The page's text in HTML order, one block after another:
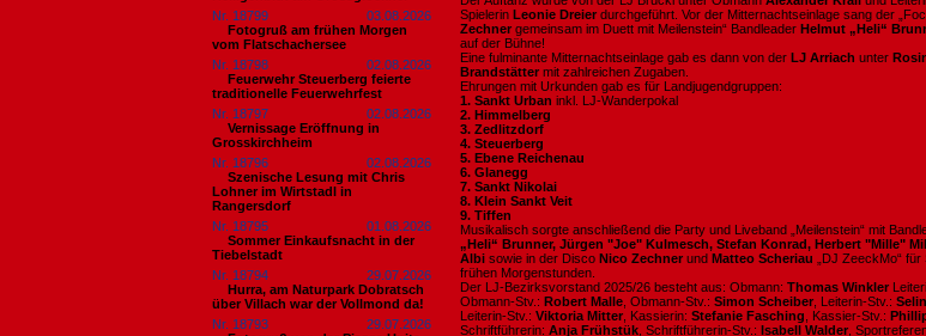
Nr. 18799
03.08.2026
Fotogruß am frühen Morgen
vom Flatschachersee
Nr. 18798
02.08.2026
Feuerwehr Steuerberg feierte
traditionelle Feuerwehrfest
Nr. 18797
02.08.2026
Vernissage Eröffnung in
Grosskirchheim
Nr. 18796
02.08.2026
Szenische Lesung mit Chris
Lohner im Wirtstadl in
Rangersdorf
Nr. 18795
01.08.2026
Sommer Einkaufsnacht in der
Tiebelstadt
Nr. 18794
29.07.2026
Hurra, am Naturpark Dobratsch
über Villach war der Vollmond da!
Nr. 18793
29.07.2026
Spielerin Leonie Dreier durchgeführt. Vor der Mitternachtseinlage sang der
Zechner gemeinsam im Duett mit Meilenstein“ Bandleader Helmut „Heli“
auf der Bühne!
Eine fulminante Mitternachtseinlage gab es dann von der LJ Arriach unter
Brandstätter mit zahlreichen Zugaben.
Ehrungen mit Urkunden gab es für Landjugendgruppen:
1. Sankt Urban inkl. LJ-Wanderpokal
2. Himmelberg
3. Zedlitzdorf
4. Steuerberg
5. Ebene Reichenau
6. Glanegg
7. Sankt Nikolai
8. Klein Sankt Veit
9. Tiffen
Musikalisch sorgte anschließend die Party und Liveband „Meilenstein“ mit
„Heli“ Brunner, Jürgen "Joe" Kulmesch, Stefan Konrad, Herbert "Mille"
Albi sowie in der Disco Nico Zechner und Matteo Scheriau „DJ ZeeckMo“
frühen Morgenstunden.
Der LJ-Bezirksvorstand 2025/26 besteht aus: Obmann: Thomas Winkler
Obmann-Stv.: Robert Malle , Obmann-Stv.: Simon Scheiber , Leiterin-Stv.:
Leiterin-Stv.: Viktoria Mitter , Kassierin: Stefanie Fasching , Kassier-Stv.:
Schriftführerin: Anja Frühstük , Schriftführerin-Stv.: Isabell Walder ,